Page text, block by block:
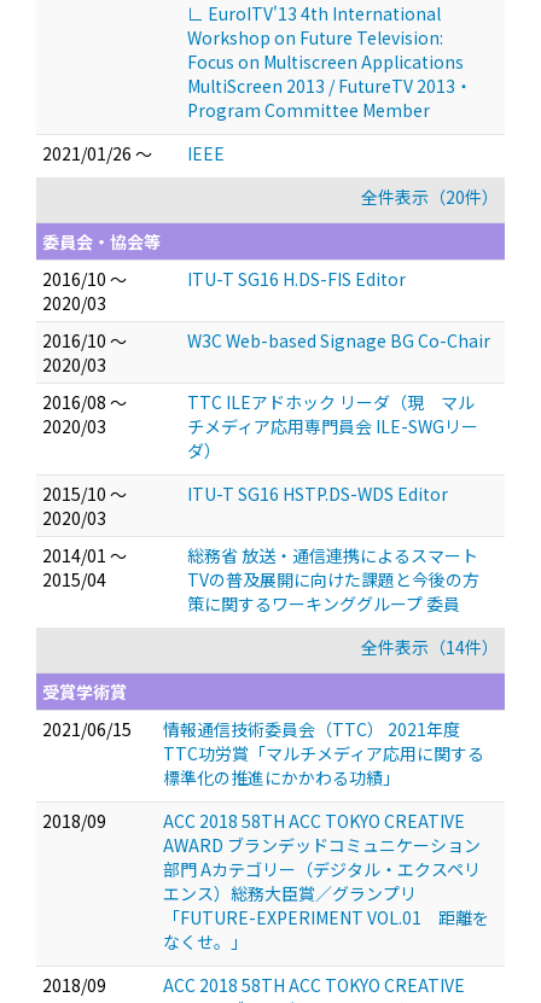
∟ EuroITV'13 4th International
Workshop on Future Television:
Focus on Multiscreen Applications
MultiScreen 2013 / FutureTV 2013・
Program Committee Member
2021/01/26 ～
IEEE
全件表示（20件）
委員会・協会等
2016/10 ～
2020/03
ITU-T SG16 H.DS-FIS Editor
2016/10 ～
2020/03
W3C Web-based Signage BG Co-Chair
2016/08 ～
2020/03
TTC ILEアドホック リーダ（現 マル
チメディア応用専門員会 ILE-SWGリー
ダ）
2015/10 ～
2020/03
ITU-T SG16 HSTP.DS-WDS Editor
2014/01 ～
2015/04
総務省 放送・通信連携によるスマート
TVの普及展開に向けた課題と今後の方
策に関するワーキンググループ 委員
全件表示（14件）
受賞学術賞
2021/06/15
情報通信技術委員会（TTC） 2021年度
TTC功労賞「マルチメディア応用に関する
標準化の推進にかかわる功績」
2018/09
ACC 2018 58TH ACC TOKYO CREATIVE
AWARD ブランデッドコミュニケーション
部門 Aカテゴリー（デジタル・エクスペリ
エンス）総務大臣賞／グランプリ
「FUTURE-EXPERIMENT VOL.01 距離を
なくせ。」
2018/09
ACC 2018 58TH ACC TOKYO CREATIVE